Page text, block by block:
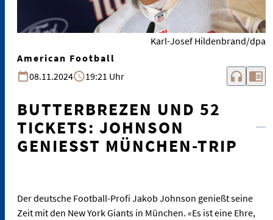
Karl-Josef Hildenbrand/dpa
American Football
08.11.2024
19:21 Uhr headphones chrome_reader_mode
BUTTERBREZEN UND 52
TICKETS: JOHNSON
GENIESST MÜNCHEN-TRIP
Der deutsche Football-Profi Jakob Johnson genießt seine
Zeit mit den New York Giants in München. «Es ist eine Ehre,